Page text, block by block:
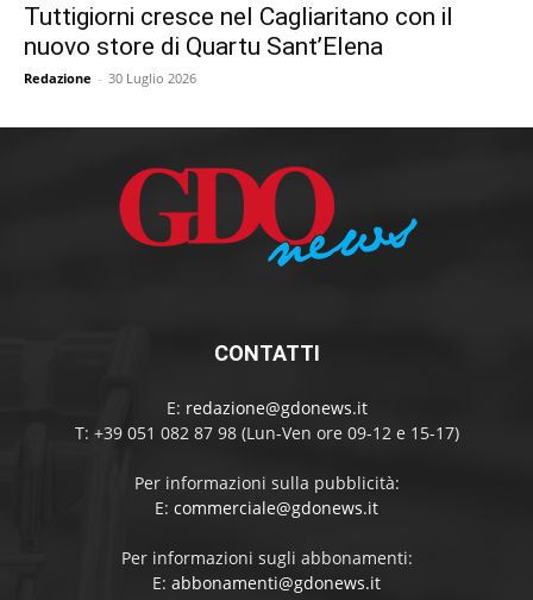
Tuttigiorni cresce nel Cagliaritano con il
nuovo store di Quartu Sant’Elena
Redazione - 30 Luglio 2026
CONTATTI
E: redazione@gdonews.it
T: +39 051 082 87 98 (Lun-Ven ore 09-12 e 15-17)
Per informazioni sulla pubblicità:
E: commerciale@gdonews.it
Per informazioni sugli abbonamenti:
E: abbonamenti@gdonews.it